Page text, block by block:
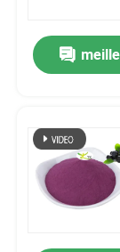
Produits